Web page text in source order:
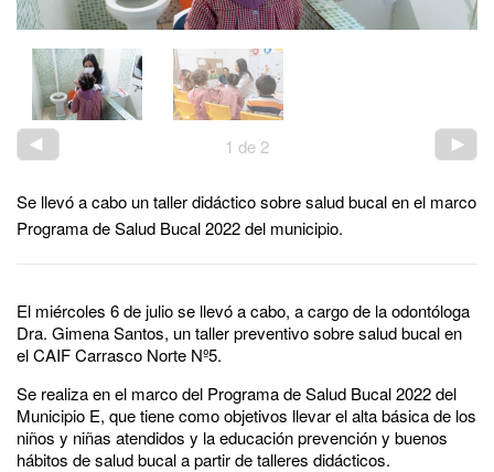
1 de 2
Se llevó a cabo un taller didáctico sobre salud bucal en el marco
Programa de Salud Bucal 2022 del municipio.
El miércoles 6 de julio se llevó a cabo, a cargo de la odontóloga
Dra. Gimena Santos, un taller preventivo sobre salud bucal en
el CAIF Carrasco Norte Nº5.
Se realiza en el marco del Programa de Salud Bucal 2022 del
Municipio E, que tiene como objetivos llevar el alta básica de los
niños y niñas atendidos y la educación prevención y buenos
hábitos de salud bucal a partir de talleres didácticos.